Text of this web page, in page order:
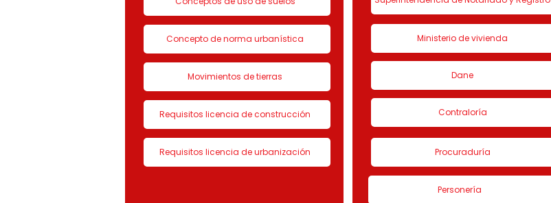
Concepto de norma urbanística
Movimientos de tierras
Requisitos licencia de construcción
Requisitos licencia de urbanización
Ministerio de vivienda
Dane
Contraloría
Procuraduría
Personería